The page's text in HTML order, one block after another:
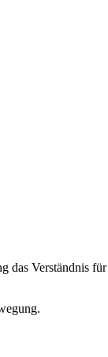
das Verständnis für